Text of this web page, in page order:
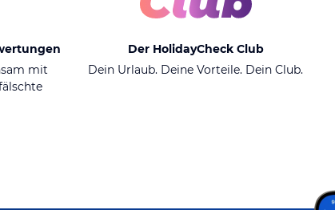
mit
Der HolidayCheck Club
Dein Urlaub. Deine Vorteile. Dein Club.